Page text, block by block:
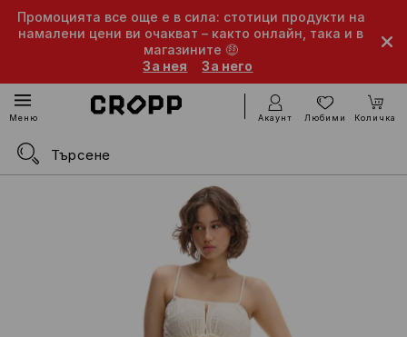
Промоцията все още е в сила: стотици продукти на
намалени цени ви очакват – както онлайн, така и в
магазините 🤑
За нея
За него
Меню Акаунт Любими Количка